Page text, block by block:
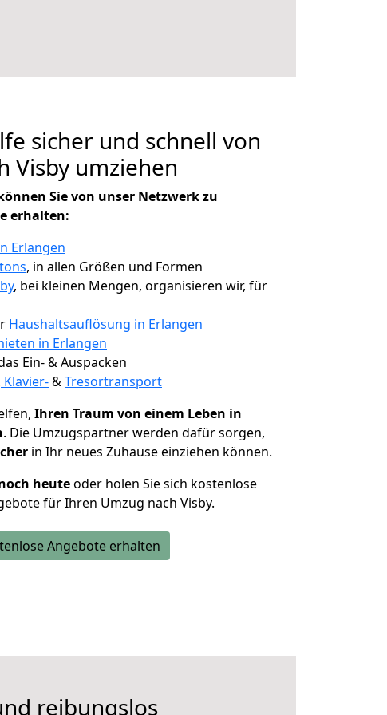
sicher und schnell von
Visby umziehen
Sie von unser Netzwerk zu
erhalten:
Erlangen
, in allen Größen und Formen
, bei kleinen Mengen, organisieren wir, für
Haushaltsauflösung in Erlangen
in Erlangen
Ein- & Auspacken
Klavier-&Tresortransport
Ihren Traum von einem Leben in
. Die Umzugspartner werden dafür sorgen,
in Ihr neues Zuhause einziehen können.
heuteoder holen Sie sich kostenlose
für Ihren Umzug nach Visby.
Angebote erhalten
reibungslos